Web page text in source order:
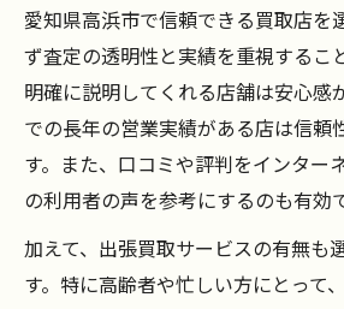
愛知県高浜市で信頼できる買取店を
ず査定の透明性と実績を重視するこ
明確に説明してくれる店舗は安心感
での長年の営業実績がある店は信頼
す。また、口コミや評判をインター
の利用者の声を参考にするのも有効で
加えて、出張買取サービスの有無も
す。特に高齢者や忙しい方にとって